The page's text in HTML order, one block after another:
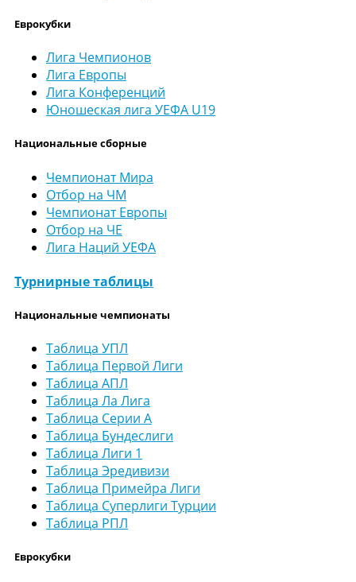
Еврокубки
Лига Чемпионов
Лига Европы
Лига Конференций
Юношеская лига УЕФА U19
Национальные сборные
Чемпионат Мира
Отбор на ЧМ
Чемпионат Европы
Отбор на ЧЕ
Лига Наций УЕФА
Турнирные таблицы
Национальные чемпионаты
Таблица УПЛ
Таблица Первой Лиги
Таблица АПЛ
Таблица Ла Лига
Таблица Серии А
Таблица Бундеслиги
Таблица Лиги 1
Таблица Эредивизи
Таблица Примейра Лиги
Таблица Суперлиги Турции
Таблица РПЛ
Еврокубки